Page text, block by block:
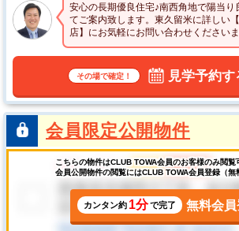
安心の長期優良住宅♪南西角地で陽当り
てご案内致します。東久留米に詳しい
店】にお気軽にお問い合わせくださいま
その場で確定！ 見学予約す
会員限定公開物件
こちらの物件はCLUB TOWA会員のお客様のみ閲覧
会員公開物件の閲覧にはCLUB TOWA会員登録（無
カンタン約 1分で完了 無料会